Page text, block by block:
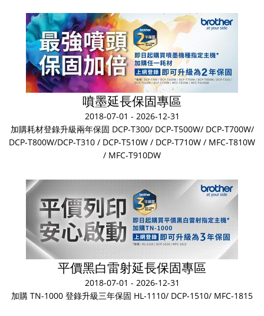
噴墨延長保固專區
2018-07-01 - 2026-12-31
加購耗材登錄升級兩年保固 DCP-T300/ DCP-T500W/ DCP-T700W/
DCP-T800W/DCP-T310 / DCP-T510W / DCP-T710W / MFC-T810W
/ MFC-T910DW
平價黑白雷射延長保固專區
2018-07-01 - 2026-12-31
加購 TN-1000 登錄升級三年保固 HL-1110/ DCP-1510/ MFC-1815